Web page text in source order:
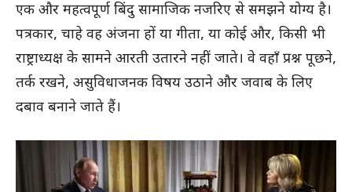
एक और महत्वपूर्ण बिंदु सामाजिक नजरिए से समझने योग्य है।
पत्रकार, चाहे वह अंजना हों या गीता, या कोई और, किसी भी
राष्ट्राध्यक्ष के सामने आरती उतारने नहीं जाते। वे वहाँ प्रश्न पूछने,
तर्क रखने, असुविधाजनक विषय उठाने और जवाब के लिए
दबाव बनाने जाते हैं।